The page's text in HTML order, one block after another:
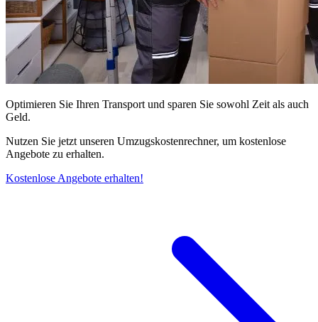
Optimieren Sie Ihren Transport und sparen Sie sowohl Zeit als auch
Geld.
Nutzen Sie jetzt unseren Umzugskostenrechner, um kostenlose
Angebote zu erhalten.
Kostenlose Angebote erhalten!